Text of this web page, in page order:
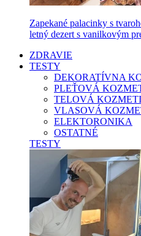
Zapekané palacinky s
letný dezert s vanilkovým
ZDRAVIE
TESTY
DEKORATÍVNA
PLEŤOVÁ
TELOVÁ
VLASOVÁ
ELEKTORONIKA
OSTATNÉ
TESTY